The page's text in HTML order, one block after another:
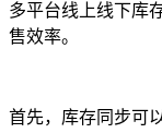
多平台线上线下库
售效率。
首先，库存同步可